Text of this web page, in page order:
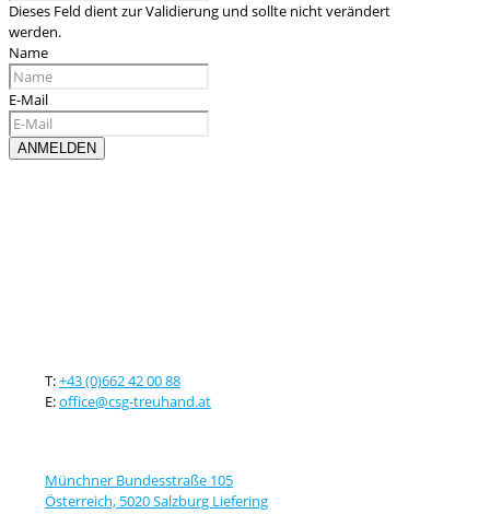
Dieses Feld dient zur Validierung und sollte nicht verändert
werden.
Name
E-Mail
T:+43 (0)662 42 00 88
E:office@csg-treuhand.at
Münchner Bundesstraße 105
Österreich, 5020 Salzburg Liefering